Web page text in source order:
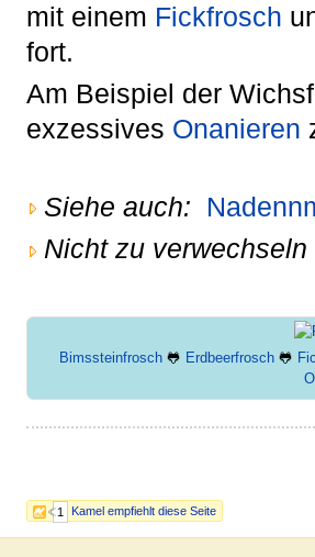
1 Kamel empfiehlt diese Seite
mit einem Fickfrosch
fort.
Am Beispiel der
exzessives Onanieren
Siehe auch:
Nicht zu verwechseln
Bimssteinfrosch 🐸 Erdbeerfrosch 🐸